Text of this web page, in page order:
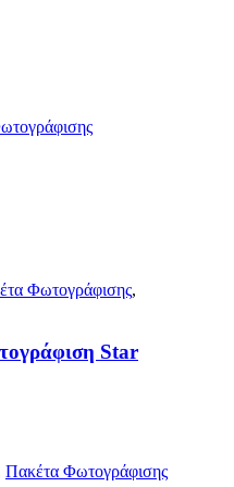
Φωτογράφισης,
Star
Πακέτα Φωτογράφισης